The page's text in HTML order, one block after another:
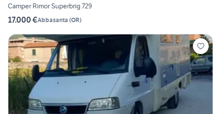
Camper Rimor Superbrig 729
17.000 €Abbasanta (OR)